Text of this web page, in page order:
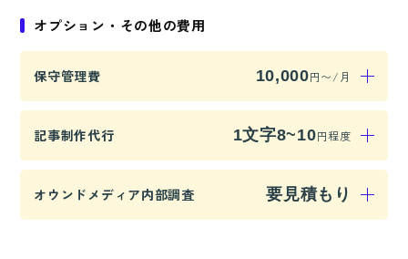
オプション・その他の費用
保守管理費 10,000円〜/月
オウンドメディアの安定運用をサポートするための
10,000円からご提供しています。
記事制作代行 1文字8~10円程度
SEOを意識した記事制作を代行します。業界・ター
オウンドメディア内部調査 要見積もり